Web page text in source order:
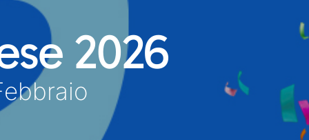
Drink
OUTDOOR
Il Molo
Pista Ciclabile
Orari Messe: Festivo
2026